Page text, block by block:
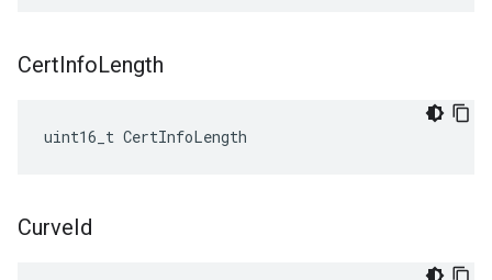
CertInfoLength
uint16_t CertInfoLength
CurveId